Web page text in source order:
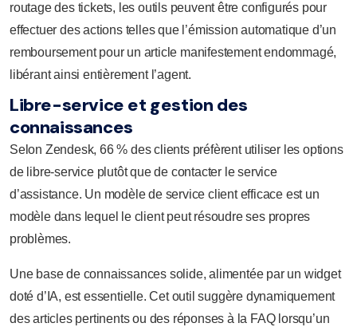
routage des tickets, les outils peuvent être configurés pour
effectuer des actions telles que l’émission automatique d’un
remboursement pour un article manifestement endommagé,
libérant ainsi entièrement l’agent.
Libre-service et gestion des
connaissances
Selon Zendesk, 66 % des clients préfèrent utiliser les options
de libre-service plutôt que de contacter le service
d’assistance. Un modèle de service client efficace est un
modèle dans lequel le client peut résoudre ses propres
problèmes.
Une base de connaissances solide, alimentée par un widget
doté d’IA, est essentielle. Cet outil suggère dynamiquement
des articles pertinents ou des réponses à la FAQ lorsqu’un